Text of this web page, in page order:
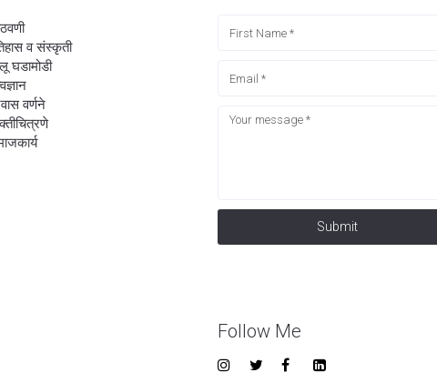
व संस्कृती
घडामोडी
वर्णने
Submit
Follow Me